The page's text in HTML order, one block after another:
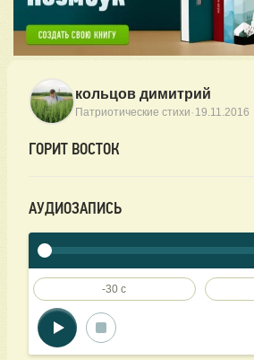
кольцов димитрий
Патриотические стихи · 19.11.2016
ГОРИТ ВОСТОК
АУДИОЗАПИСЬ
-30 c